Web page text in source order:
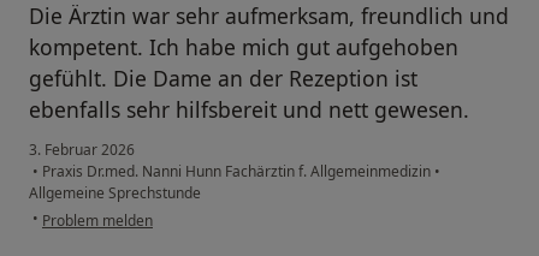
Die Ärztin war sehr aufmerksam, freundlich und
kompetent. Ich habe mich gut aufgehoben
gefühlt. Die Dame an der Rezeption ist
ebenfalls sehr hilfsbereit und nett gewesen.
3. Februar 2026
• Praxis Dr.med. Nanni Hunn Fachärztin f. Allgemeinmedizin •
Allgemeine Sprechstunde
• Problem melden